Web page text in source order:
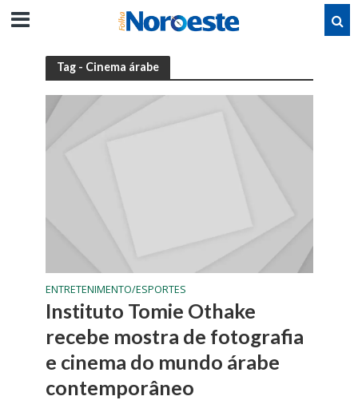
Tag - Cinema árabe
ENTRETENIMENTO/ESPORTES
Instituto Tomie Othake
recebe mostra de fotografia
e cinema do mundo árabe
contemporâneo